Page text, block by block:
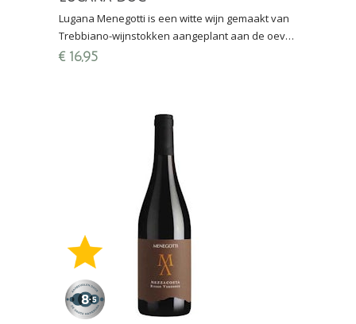
Lugana Menegotti is een witte wijn gemaakt van
Trebbiano-wijnstokken aangeplant aan de oever
van 't Gardameer; lekker bij zoetwatervis (forel,
€ 16,95